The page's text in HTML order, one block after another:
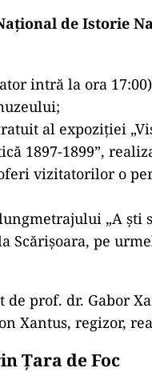
de Istorie
intră la ora
al expoziției
1897-1899”,
vizitatorilor o
„A ști
Scărișoara, pe
prof. dr. Gabor
Xantus, regizor,
Țara de Foc